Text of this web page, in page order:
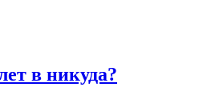
в никуда?